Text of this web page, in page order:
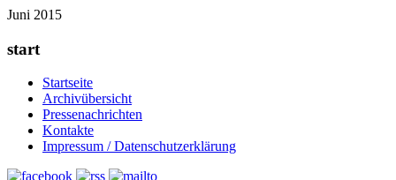
Juni 2015
start
Startseite
Archivübersicht
Pressenachrichten
Kontakte
Impressum / Datenschutzerklärung